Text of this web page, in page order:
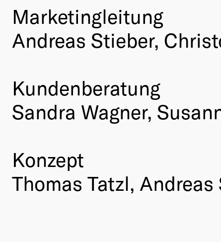
Marketingleitung
Andreas Stieber,
Kundenberatung
Sandra Wagner,
Konzept
Thomas Tatzl, Andreas